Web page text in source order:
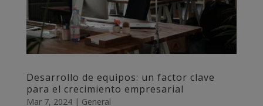
Desarrollo de equipos: un factor clave
para el crecimiento empresarial
Mar 7, 2024| General